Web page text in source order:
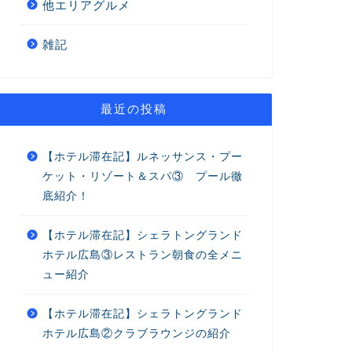
他エリアグルメ
雑記
最近の投稿
【ホテル滞在記】ルネッサンス・プー
ケット・リゾート＆スパ③ プール徹
底紹介！
【ホテル滞在記】シェラトングランド
ホテル広島③レストラン朝食の全メニ
ュー紹介
【ホテル滞在記】シェラトングランド
ホテル広島②クラブラウンジの紹介